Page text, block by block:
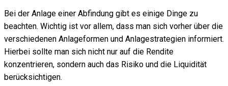
Bei der Anlage einer Abfindung gibt es einige Dinge zu
beachten. Wichtig ist vor allem, dass man sich vorher über die
verschiedenen Anlageformen und Anlagestrategien informiert.
Hierbei sollte man sich nicht nur auf die Rendite
konzentrieren, sondern auch das Risiko und die Liquidität
berücksichtigen.